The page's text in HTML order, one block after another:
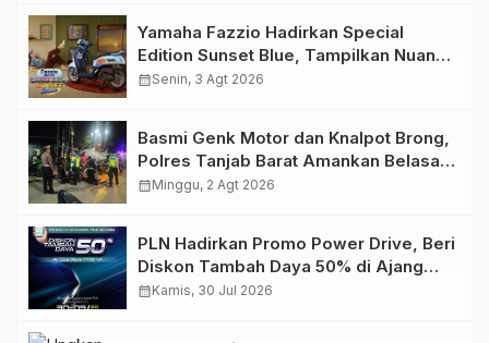
Yamaha Fazzio Hadirkan Special
Edition Sunset Blue, Tampilkan Nuansa
Retro Summer yang Semakin Skena
calendar_monthSenin, 3 Agt 2026
Basmi Genk Motor dan Knalpot Brong,
Polres Tanjab Barat Amankan Belasan
Kendaraan
calendar_monthMinggu, 2 Agt 2026
PLN Hadirkan Promo Power Drive, Beri
Diskon Tambah Daya 50% di Ajang
GIIAS 2026
calendar_monthKamis, 30 Jul 2026